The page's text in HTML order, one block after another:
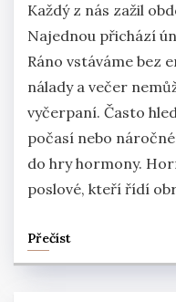
Každý z nás zažil
Najednou přichází
Ráno vstáváme bez
nálady a večer
vyčerpaní. Často
počasí nebo
do hry hormony.
poslové, kteří řídí
Přečíst